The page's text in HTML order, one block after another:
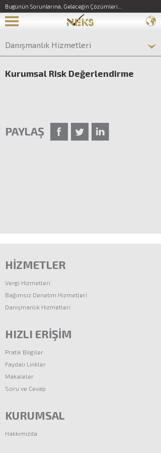
Bugünün Sorunlarına, Geleceğin Çözümleri...
Danışmanlık Hizmetleri
Kurumsal Risk Değerlendirme
PAYLAŞ
HİZMETLER
Vergi Hizmetleri
Bağımsız Denetim Hizmetleri
Danışmanlık Hizmetleri
HIZLI ERİŞİM
Pratik Bilgiler
Faydalı Linkler
Makaleler
Soru ve Cevap
KURUMSAL
Hakkımızda